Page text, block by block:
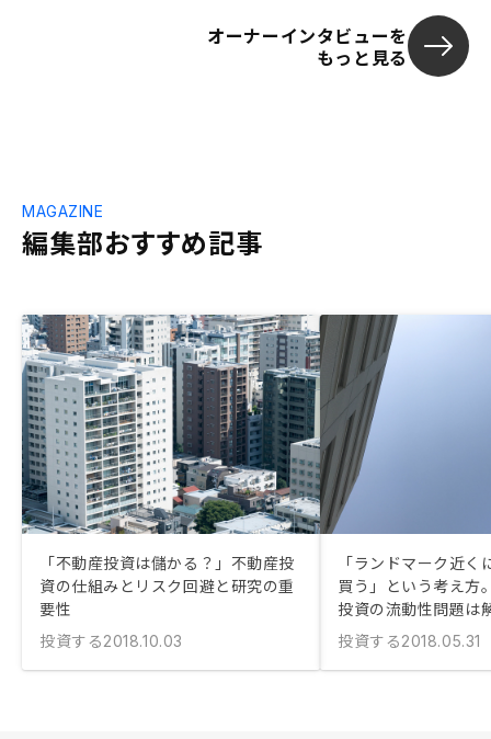
オーナーインタビューを
もっと見る
編集部おすすめ記事
MAGAZINE
「不動産投資は儲かる？」不動産投
資の仕組みとリスク回避と研究の重
要性
投資する2018.10.03
「ランドマーク近
買う」という考え方
投資の流動性問題は
投資する2018.05.31